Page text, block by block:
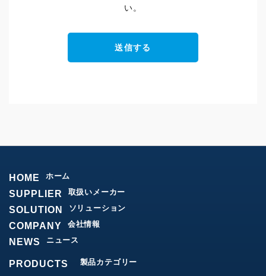
い。
HOME ホーム
SUPPLIER 取扱いメーカー
SOLUTION ソリューション
COMPANY 会社情報
NEWS ニュース
PRODUCTS 製品カテゴリー